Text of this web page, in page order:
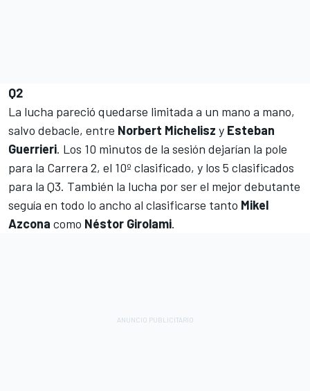
Q2
La lucha pareció quedarse limitada a un mano a mano,
salvo debacle, entre Norbert Michelisz y Esteban
Guerrieri. Los 10 minutos de la sesión dejarían la pole
para la Carrera 2, el 10º clasificado, y los 5 clasificados
para la Q3. También la lucha por ser el mejor debutante
seguía en todo lo ancho al clasificarse tanto Mikel
Azcona como Néstor Girolami.